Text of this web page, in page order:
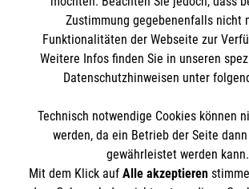
Malteser in Deutschland
Malteserorden
Sharepoint
Spendenkonto
IBAN: DE38 3706 0120 1201 2165 80
BIC: GENODED1PA7
So finden Sie uns
Zustimmung gegebenenfalls nicht
Funktionalitäten der Webseite zur
Weitere Infos finden Sie in unseren
Datenschutzhinweisen unter
Technisch notwendige Cookies können
werden, da ein Betrieb der Seite
gewährleistet werden kann.
Mit dem Klick auf Alle akzeptieren